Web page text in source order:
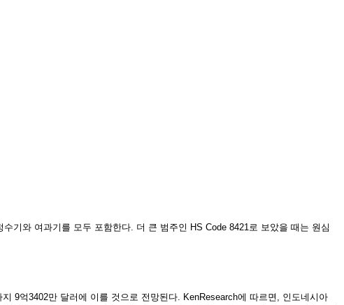
기와 여과기를 모두 포함한다. 더 큰 범주인 HS Code 8421로 보았을 때는 원심
9억3402만 달러에 이를 것으로 전망된다. KenResearch에 따르면, 인도네시아